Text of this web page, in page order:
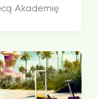
Akademię